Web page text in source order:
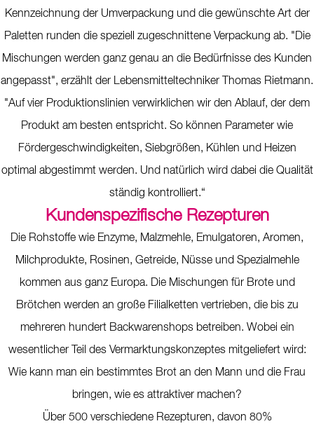
Kennzeichnung der Umverpackung und die gewünschte Art der
Paletten runden die speziell zugeschnittene Verpackung ab. "Die
Mischungen werden ganz genau an die Bedürfnisse des Kunden
angepasst", erzählt der Lebensmitteltechniker Thomas Rietmann.
"Auf vier Produktionslinien verwirklichen wir den Ablauf, der dem
Produkt am besten entspricht. So können Parameter wie
Fördergeschwindigkeiten, Siebgrößen, Kühlen und Heizen
optimal abgestimmt werden. Und natürlich wird dabei die Qualität
ständig kontrolliert.“
Kundenspezifische Rezepturen
Die Rohstoffe wie Enzyme, Malzmehle, Emulgatoren, Aromen,
Milchprodukte, Rosinen, Getreide, Nüsse und Spezialmehle
kommen aus ganz Europa. Die Mischungen für Brote und
Brötchen werden an große Filialketten vertrieben, die bis zu
mehreren hundert Backwarenshops betreiben. Wobei ein
wesentlicher Teil des Vermarktungskonzeptes mitgeliefert wird:
Wie kann man ein bestimmtes Brot an den Mann und die Frau
bringen, wie es attraktiver machen?
Über 500 verschiedene Rezepturen, davon 80%